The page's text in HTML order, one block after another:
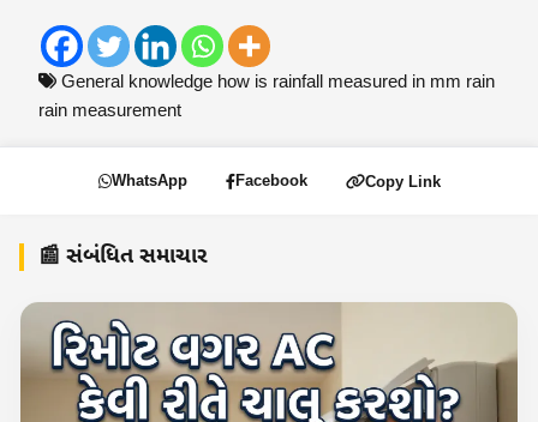
General knowledge how is rainfall measured in mm rain
rain measurement
WhatsApp Facebook Copy Link
📰 સંબંધિત સમાચાર